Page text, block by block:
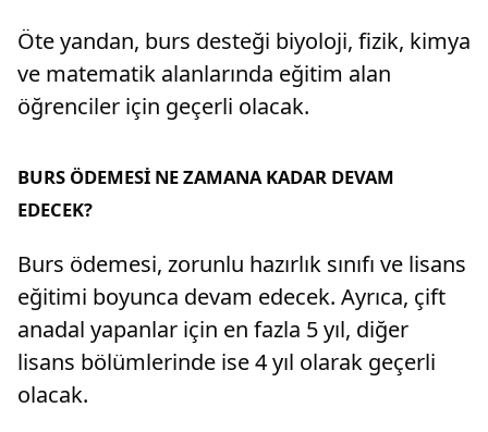
Öte yandan, burs desteği biyoloji, fizik, kimya
ve matematik alanlarında eğitim alan
öğrenciler için geçerli olacak.
BURS ÖDEMESİ NE ZAMANA KADAR DEVAM
EDECEK?
Burs ödemesi, zorunlu hazırlık sınıfı ve lisans
eğitimi boyunca devam edecek. Ayrıca, çift
anadal yapanlar için en fazla 5 yıl, diğer
lisans bölümlerinde ise 4 yıl olarak geçerli
olacak.